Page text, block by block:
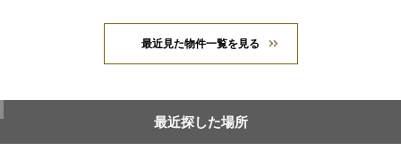
最近見た物件一覧を見る
最近探した場所